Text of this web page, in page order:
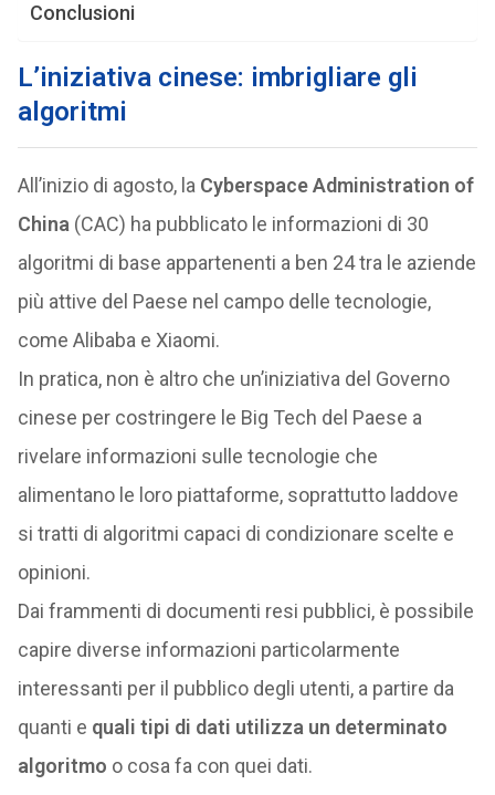
Conclusioni
L’iniziativa cinese: imbrigliare gli
algoritmi
All’inizio di agosto, la Cyberspace Administration of
China (CAC) ha pubblicato le informazioni di 30
algoritmi di base appartenenti a ben 24 tra le aziende
più attive del Paese nel campo delle tecnologie,
come Alibaba e Xiaomi.
In pratica, non è altro che un’iniziativa del Governo
cinese per costringere le Big Tech del Paese a
rivelare informazioni sulle tecnologie che
alimentano le loro piattaforme, soprattutto laddove
si tratti di algoritmi capaci di condizionare scelte e
opinioni.
Dai frammenti di documenti resi pubblici, è possibile
capire diverse informazioni particolarmente
interessanti per il pubblico degli utenti, a partire da
quanti e quali tipi di dati utilizza un determinato
algoritmo o cosa fa con quei dati.